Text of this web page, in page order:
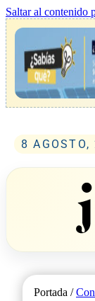
Saltar al contenido
8 AGOSTO,
Portada /